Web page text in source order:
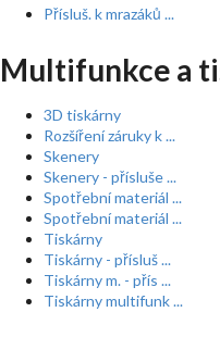
Přísluš. k mrazáků ...
Multifunkce a
3D tiskárny
Rozšíření záruky k ...
Skenery
Skenery - přísluše ...
Spotřební materiál ...
Spotřební materiál ...
Tiskárny
Tiskárny - přísluš ...
Tiskárny m. - přís ...
Tiskárny multifunk ...